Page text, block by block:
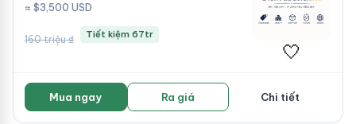
≈ $3,500 USD
160 triệu ₫ Tiết kiệm 67tr
🤍
Mua ngay Ra giá Chi tiết